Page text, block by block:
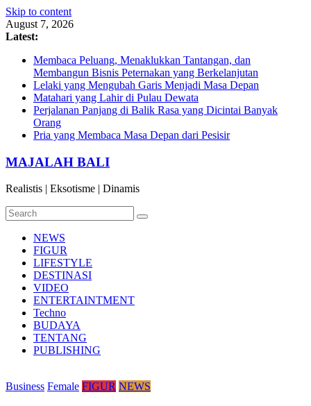
Skip to content
August 7, 2026
Latest:
Membaca Peluang, Menaklukkan Tantangan, dan
Membangun Bisnis Peternakan yang Berkelanjutan
Lelaki yang Mengubah Garis Menjadi Masa Depan
Matahari yang Lahir di Pulau Dewata
Perjalanan Panjang di Balik Rasa yang Dicintai Banyak
Orang
Pria yang Membaca Masa Depan dari Pesisir
MAJALAH BALI
Realistis | Eksotisme | Dinamis
NEWS
FIGUR
LIFESTYLE
DESTINASI
VIDEO
ENTERTAINTMENT
Techno
BUDAYA
TENTANG
PUBLISHING
Business Female FIGUR NEWS